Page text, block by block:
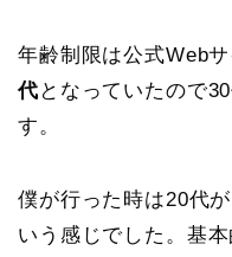
年齢制限は公式Web
代 となっていたので
す。
僕が行った時は20代
いう感じでした。基